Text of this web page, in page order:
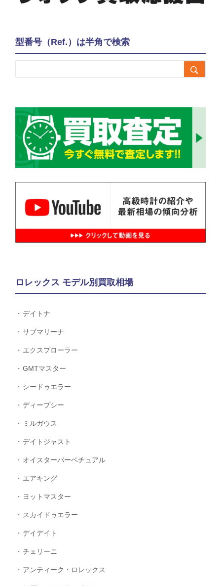
型番号（Ref.）は半角で検索

ロレックス モデル別買取相場
デイトナ
サブマリーナ
エクスプローラー
GMTマスター
シードゥエラー
ディープシー
ミルガウス
デイトジャスト
オイスターパーペチュアル
エアキング
ヨットマスター
スカイドゥエラー
デイデイト
チェリーニ
アンティーク・ロレックス